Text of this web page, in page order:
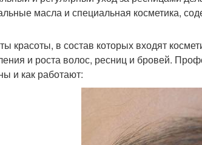
масла и специальная косметика,
красоты, в состав которых входят
и роста волос, ресниц и бровей.
и как работают: